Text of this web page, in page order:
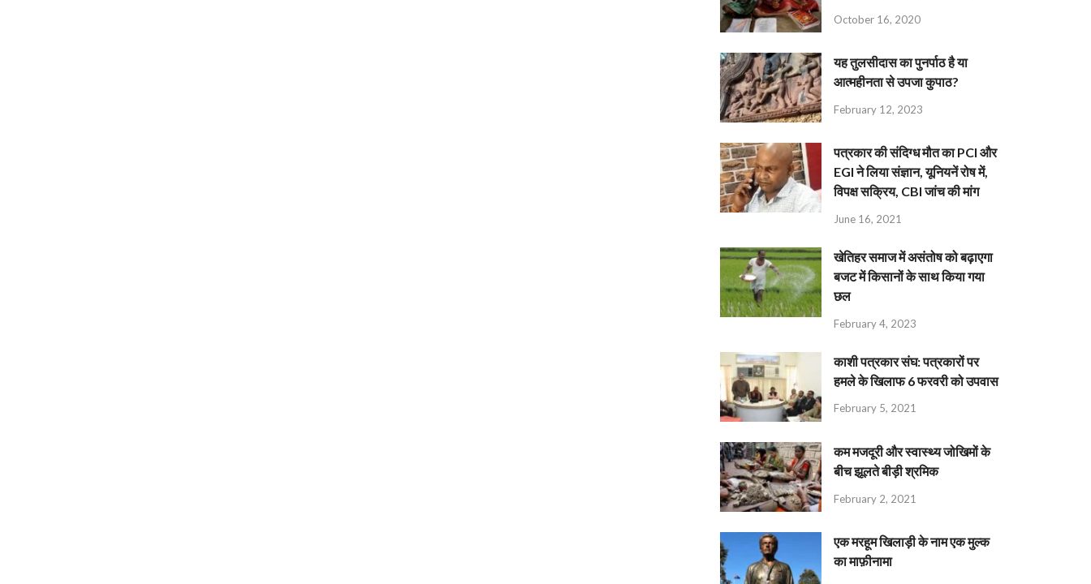
October 16, 2020
यह तुलसीदास का पुनर्पाठ है या
आत्महीनता से उपजा कुपाठ?
February 12, 2023
पत्रकार की संदिग्ध मौत का PCI और
EGI ने लिया संज्ञान, यूनियनें रोष में,
विपक्ष सक्रिय, CBI जांच की मांग
June 16, 2021
खेतिहर समाज में असंतोष को बढ़ाएगा
बजट में किसानों के साथ किया गया
छल
February 4, 2023
काशी पत्रकार संघ: पत्रकारों पर
हमले के खिलाफ 6 फरवरी को उपवास
February 5, 2021
कम मजदूरी और स्वास्थ्य जोखिमों के
बीच झूलते बीड़ी श्रमिक
February 2, 2021
एक मरहूम खिलाड़ी के नाम एक मुल्क
का माफ़ीनामा